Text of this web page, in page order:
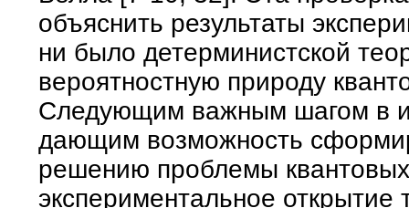
объяснить результаты
ни было детерминистской
вероятностную природу
Следующим важным шагом в
дающим возможность
решению проблемы
экспериментальное открытие